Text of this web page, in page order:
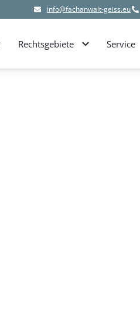
info@fachanwalt-geiss.eu
Rechtsgebiete Service